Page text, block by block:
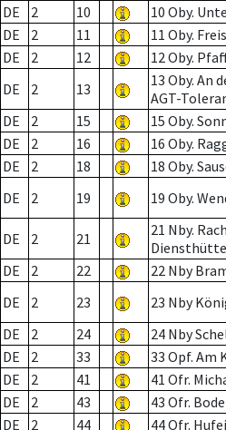
DE
2 10 10 Oby.
DE
2 11 11 Oby.
DE
2 12 12 Oby.
DE
2 13
13 Oby. An
AGT-
DE
2 15 15 Oby.
DE
2 16 16 Oby.
DE
2 18 18 Oby.
DE
2 19 19 Oby.
DE 2 21
21 Nby.
Diensthütte
DE
2 22 22 Nby
DE
2 23 23 Nby
DE
2 24 24 Nby
DE
2 33 33 Opf. Am
DE
2 41 41 Ofr.
DE
2 43 43 Ofr.
DE
2 44 44 Ofr.